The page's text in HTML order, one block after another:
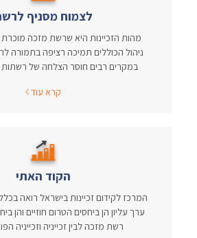
לצמוח מסניף
מהות הזכיינות היא שרשת מזכה מוכרת
ניהול הכוללים תמיכה רציפה בתמורה
במקרים רבים חוסר הצלחה של
קרא עוד
הקוד האתי
המרכז לקידום זכיינות בישראל רואה
ערך עליון הן ביחסים הטרום חוזיים והן
רשת מזכה לבין זכייניה וזכייניה